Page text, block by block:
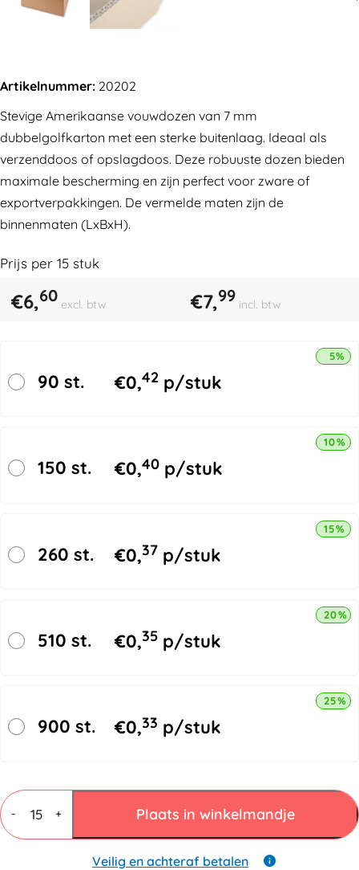
Artikelnummer: 20202
Stevige Amerikaanse vouwdozen van 7 mm
dubbelgolfkarton met een sterke buitenlaag. Ideaal als
verzenddoos of opslagdoos. Deze robuuste dozen bieden
maximale bescherming en zijn perfect voor zware of
exportverpakkingen. De vermelde maten zijn de
binnenmaten (LxBxH).
Prijs per 15 stuk
€6,60 excl. btw €7,99 incl. btw
90 st. €0,42 p/stuk
5%
150 st. €0,40 p/stuk
10%
260 st. €0,37 p/stuk
15%
510 st. €0,35 p/stuk
20%
900 st. €0,33 p/stuk
25%
-
Vouwdozen
7
mm
BC
+ Plaats in winkelmandje
Veilig en achteraf betalen